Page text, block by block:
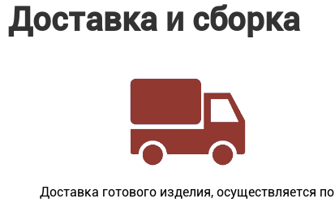
Доставка и сборка
Доставка готового изделия, осуществляется по